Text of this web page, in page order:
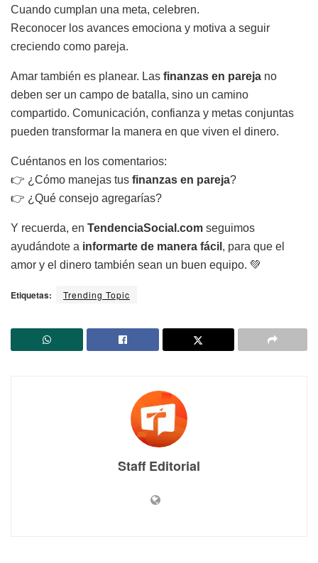
Cuando cumplan una meta, celebren.
Reconocer los avances emociona y motiva a seguir
creciendo como pareja.
Amar también es planear. Las finanzas en pareja no
deben ser un campo de batalla, sino un camino
compartido. Comunicación, confianza y metas conjuntas
pueden transformar la manera en que viven el dinero.
Cuéntanos en los comentarios:
👉 ¿Cómo manejas tus finanzas en pareja?
👉 ¿Qué consejo agregarías?
Y recuerda, en TendenciaSocial.com seguimos
ayudándote a informarte de manera fácil , para que el
amor y el dinero también sean un buen equipo. 💚
Etiquetas: Trending Topic
Staff Editorial